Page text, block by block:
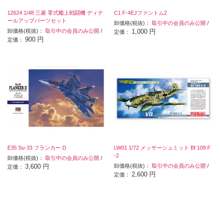
12624 1/48 三菱 零式艦上戦闘機 ディテ
ールアップパーツセット
卸価格(税抜)： 取引中の会員のみ公開 /
定価： 900 円
C1 F-4EJファントム2
卸価格(税抜)：取引中の会員のみ公開 /
定価： 1,000 円
E35 Su-33 フランカー D
卸価格(税抜)： 取引中の会員のみ公開 /
定価： 3,600 円
LW01 1/72 メッサーシュミット Bf 109 F
-2
卸価格(税抜)：取引中の会員のみ公開 /
定価： 2,600 円